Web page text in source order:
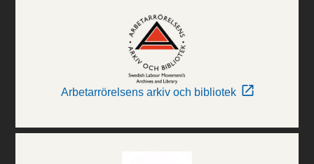
Arbetarrörelsens arkiv och bibliotek